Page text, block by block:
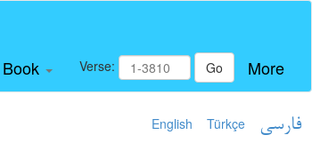
Book Verse: Go More
English Türkçe فارسی